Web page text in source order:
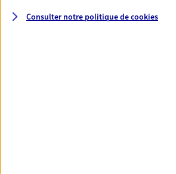
VOIR NOTRE SITE WEB
Consulter notre politique decookies